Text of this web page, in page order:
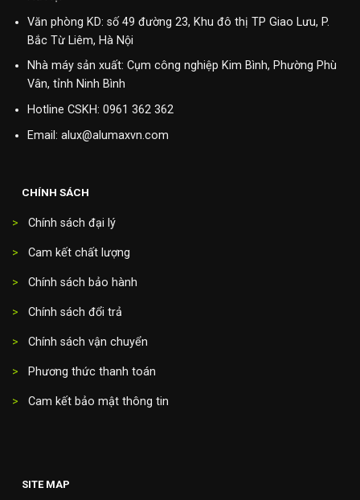
Văn phòng KD: số 49 đường 23, Khu đô thị TP Giao Lưu, P.
Bắc Từ Liêm, Hà Nội
Nhà máy sản xuất: Cụm công nghiệp Kim Bình, Phường Phù
Vân, tỉnh Ninh Bình
Hotline CSKH: 0961 362 362
Email: alux@alumaxvn.com
CHÍNH SÁCH
> Chính sách đại lý
> Cam kết chất lượng
> Chính sách bảo hành
> Chính sách đổi trả
> Chính sách vận chuyển
> Phương thức thanh toán
> Cam kết bảo mật thông tin
SITE MAP